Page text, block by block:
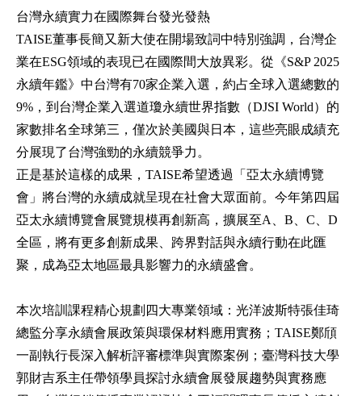
台灣永續實力在國際舞台發光發熱
TAISE董事長簡又新大使在開場致詞中特別強調，台灣企
業在ESG領域的表現已在國際間大放異彩。從《S&P 2025
永續年鑑》中台灣有70家企業入選，約占全球入選總數的
9%，到台灣企業入選道瓊永續世界指數（DJSI World）的
家數排名全球第三，僅次於美國與日本，這些亮眼成績充
分展現了台灣強勁的永續競爭力。
正是基於這樣的成果，TAISE希望透過「亞太永續博覽
會」將台灣的永續成就呈現在社會大眾面前。今年第四屆
亞太永續博覽會展覽規模再創新高，擴展至A、B、C、D
全區，將有更多創新成果、跨界對話與永續行動在此匯
聚，成為亞太地區最具影響力的永續盛會。
本次培訓課程精心規劃四大專業領域：光洋波斯特張佳琦
總監分享永續會展政策與環保材料應用實務；TAISE鄭頎
一副執行長深入解析評審標準與實際案例；臺灣科技大學
郭財吉系主任帶領學員探討永續會展發展趨勢與實務應